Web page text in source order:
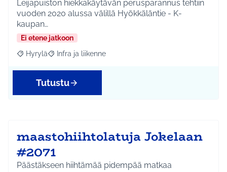
Leijapuiston hiekkakäytävän perusparannus tehtiin
vuoden 2020 alussa välillä Hyökkäläntie - K-
kaupan…
Ei etene jatkoon
Rajaa tulokset aihepiirin mukaan: Hyrylä
Hyrylä Rajaa tulokset teeman mukaan: Infra ja liikenne
Infra ja liikenne
Tutustu
maastohiihtolatuja Jokelaan
#2071
Päästäkseen hiihtämää pidempää matkaa